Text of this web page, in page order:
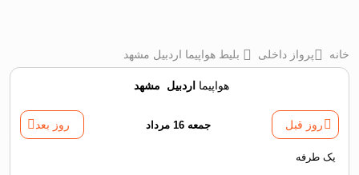
خانه پرواز داخلی بلیط هواپیما اردبیل مشهد
هواپیما اردبیل مشهد
روز قبل جمعه 16 مرداد روز بعد
یک طرفه